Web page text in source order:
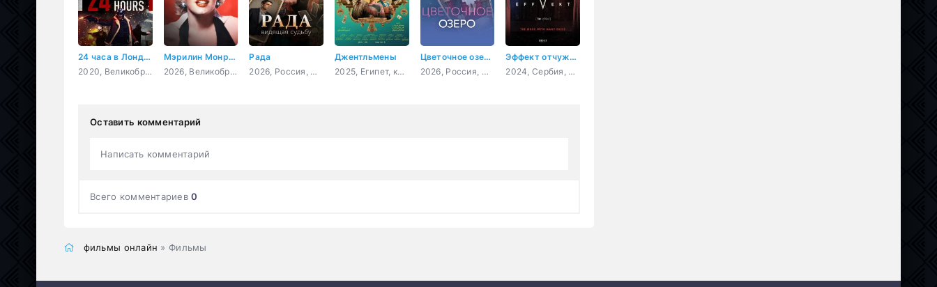
24 часа в Лондоне
2020, Великобритания, боевик, триллер, драма, криминал
Мэрилин Монро: 100 лет славы
2026, Великобритания, документальный
Рада
2026, Россия, мелодрама, детектив, криминал
Джентльмены
2025, Египет, комедия
Цветочное озеро
2026, Россия, мелодрама
Эффект отчуждения
2024, Сербия, драма
Оставить комментарий
Написать комментарий
Всего комментариев0
фильмы онлайн » Фильмы